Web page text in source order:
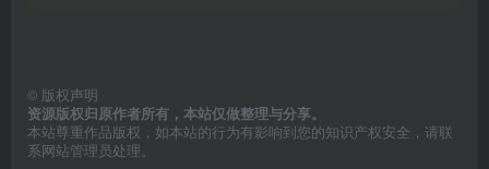
© 版权声明
资源版权归原作者所有，本站仅做整理与分享。
本站尊重作品版权，如本站的行为有影响到您的知识产权安全，请联
系网站管理员处理。